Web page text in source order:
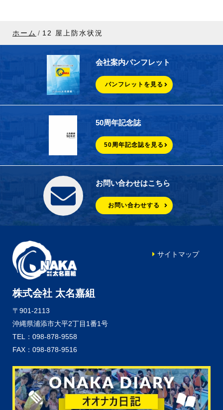
ホーム 12 屋上防水状況
会社案内パンフレット
パンフレットを見る
50周年記念誌
50周年記念誌を見る
お問い合わせはこちら
お問い合わせする
株式会社 太名嘉組
〒901-2113
沖縄県浦添市大平2丁目1番1号
TEL：098-878-9558
FAX：098-878-9516
サイトマップ